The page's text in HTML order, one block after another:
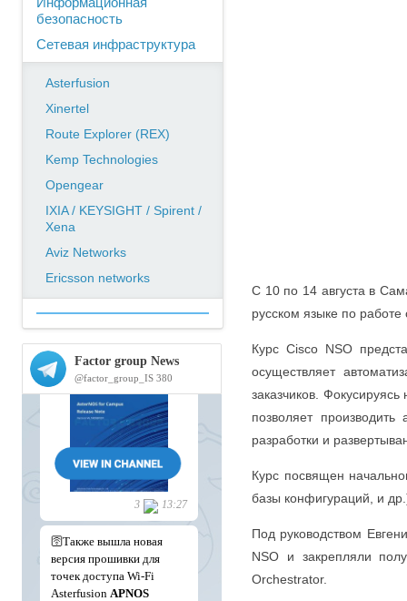
безопасность
Сетевая инфраструктура
Asterfusion
Xinertel
Route Explorer (REX)
Kemp Technologies
Opengear
IXIA / KEYSIGHT / Spirent /
Xena
Aviz Networks
Ericsson networks
С 10 по 14 августа в
русском языке по
Курс Cisco NSO
осуществляет
заказчиков.
позволяет
разработки и
Курс посвящен
базы конфигураций, и
Под руководством
NSO и закрепляли
Orchestrator.